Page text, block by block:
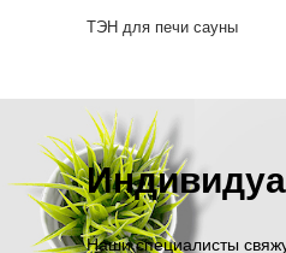
ТЭН для печи сауны
Наши специалисты